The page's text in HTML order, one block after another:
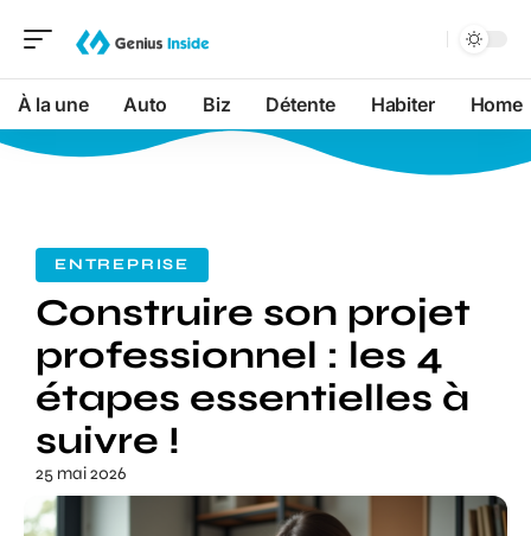
À la une Auto Biz Détente Habiter Home
ENTREPRISE
Construire son projet
professionnel : les 4
étapes essentielles à
suivre !
25 mai 2026